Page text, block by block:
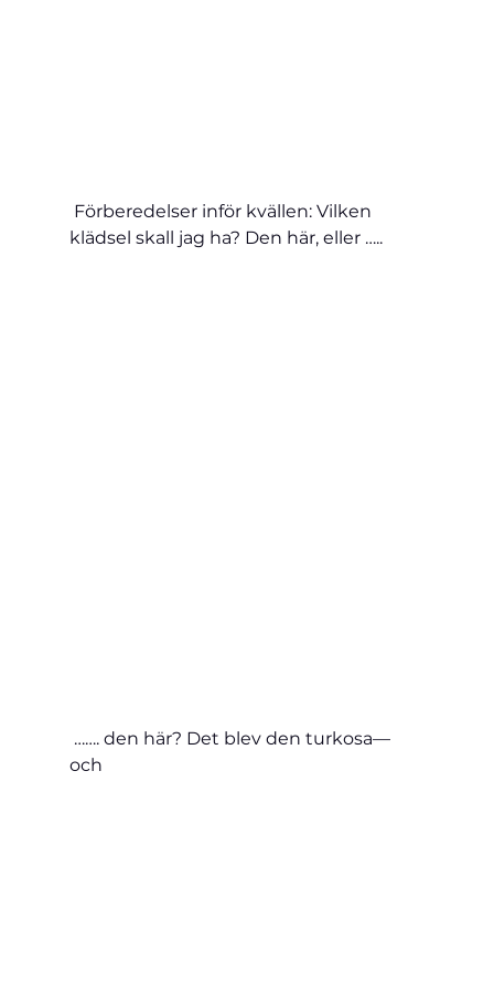
Förberedelser inför kvällen: Vilken
klädsel skall jag ha? Den här, eller …..
……. den här? Det blev den turkosa—
och